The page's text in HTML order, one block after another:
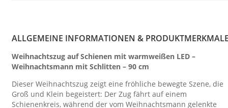
ALLGEMEINE INFORMATIONEN &
Weihnachtszug auf Schienen mit warmweißen LED –
Weihnachtsmann mit Schlitten – 90 cm
Dieser Weihnachtszug zeigt eine fröhliche bewegte Szene, die
Groß und Klein begeistert: Der Zug fährt auf einem
Schienenkreis, während der vom Weihnachtsmann gelenkte